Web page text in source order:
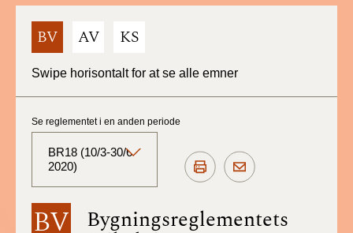
BV AV KS
Swipe horisontalt for at se alle emner
BV Bygningsreglementets
Se reglementet i en anden periode
BR18 (10/3-30/6
2020)
BR18 (Aktuelt)